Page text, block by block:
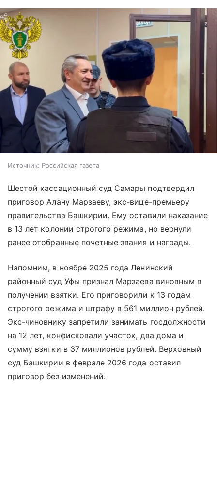
Источник: Российская газета
Шестой кассационный суд Самары подтвердил
приговор Алану Марзаеву, экс-вице-премьеру
правительства Башкирии. Ему оставили наказание
в 13 лет колонии строгого режима, но вернули
ранее отобранные почетные звания и награды.
Напомним, в ноябре 2025 года Ленинский
районный суд Уфы признал Марзаева виновным в
получении взятки. Его приговорили к 13 годам
строгого режима и штрафу в 561 миллион рублей.
Экс-чиновнику запретили занимать госдолжности
на 12 лет, конфисковали участок, два дома и
сумму взятки в 37 миллионов рублей. Верховный
суд Башкирии в феврале 2026 года оставил
приговор без изменений.